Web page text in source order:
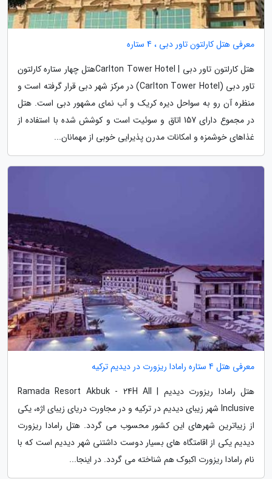
معرفی هتل کارلتون تاور دبی ، 4 ستاره
هتل کارلتون تاور دبی | Carlton Tower Hotelهتل چهار ستاره کارلتون
تاور دبی (Carlton Tower Hotel) در مرکز شهر دبی قرار گرفته است و
منظره آن رو به سواحل دیره کریک و آب نمای مشهور دبی است. هتل
در مجموع دارای 157 اتاق و سوئیت است و کوشش شده با استفاده از
غذاهای خوشمزه و امکانات مدرن پذیرایی خوبی از مهمانان...
معرفی هتل 4 ستاره رامادا ریزورت در دیدیم ترکیه
هتل رامادا ریزورت دیدیم | Ramada Resort Akbuk - 24H All
Inclusive شهر زیبای دیدیم در ترکیه و در مجاورت دریای زیبای اژه، یکی
از زیباترین شهرهای این کشور محسوب می گردد. هتل رامادا ریزورت
دیدیم یکی از اقامتگاه های بسیار دوست داشتنی شهر دیدیم است که با
نام رامادا ریزورت اکبوک هم شناخته می گردد. در اینجا...